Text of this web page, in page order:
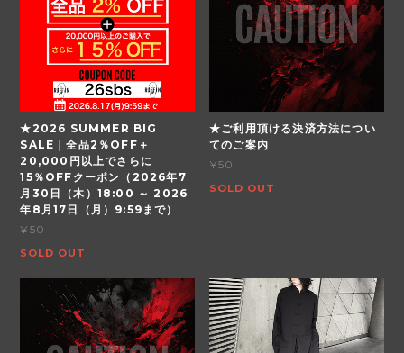
★2026 SUMMER BIG
SALE｜全品2％OFF＋
20,000円以上でさらに
15％OFFクーポン（2026年7
月30日（木）18:00 ～ 2026
年8月17日（月）9:59まで）
¥50
SOLD OUT
★ご利用頂ける決済方法につい
てのご案内
¥50
SOLD OUT